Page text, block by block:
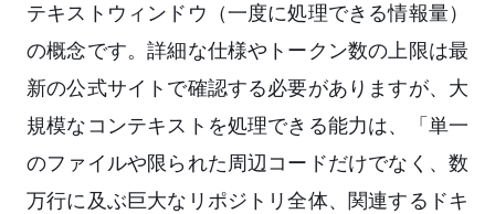
テキストウィンドウ（一度に処理できる情報量）
の概念です。詳細な仕様やトークン数の上限は最
新の公式サイトで確認する必要がありますが、大
規模なコンテキストを処理できる能力は、「単一
のファイルや限られた周辺コードだけでなく、数
万行に及ぶ巨大なリポジトリ全体、関連するドキ